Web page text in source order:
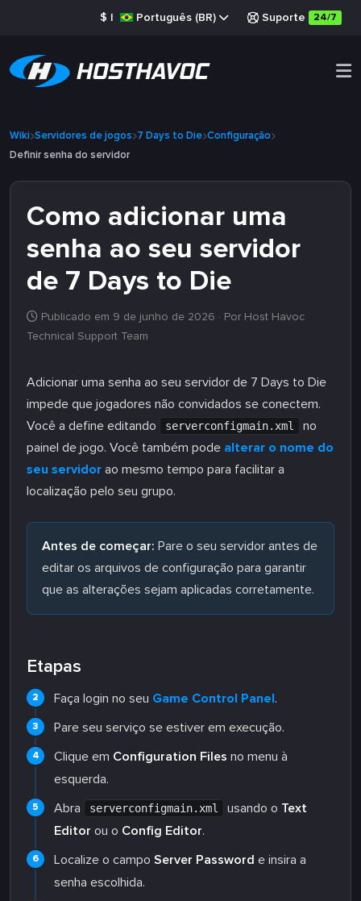
$ | Português (BR) Suporte 24/7
Wiki Servidores de jogos 7 Days to Die Configuração
Definir senha do servidor
Como adicionar uma
senha ao seu servidor
de 7 Days to Die
Publicado em 9 de junho de 2026 · Por Host Havoc
Technical Support Team
Adicionar uma senha ao seu servidor de 7 Days to Die
impede que jogadores não convidados se conectem.
Você a define editando
serverconfigmain.xml
no
painel de jogo. Você também pode alterar o nome do
seu servidor ao mesmo tempo para facilitar a
localização pelo seu grupo.
Antes de começar: Pare o seu servidor antes de
editar os arquivos de configuração para garantir
que as alterações sejam aplicadas corretamente.
Etapas
Faça login no seu Game Control Panel.
Pare seu serviço se estiver em execução.
Clique em Configuration Files no menu à
esquerda.
Abra
serverconfigmain.xml usando o Text
Editor ou o Config Editor.
Localize o campo Server Password e insira a
senha escolhida.